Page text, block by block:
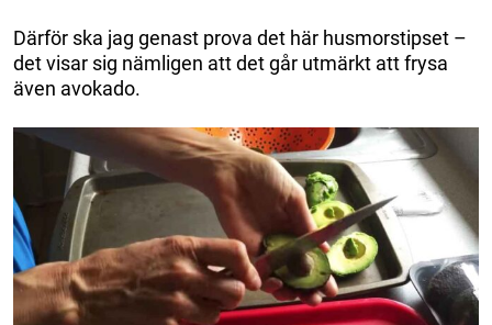
Därför ska jag genast prova det här husmorstipset –
det visar sig nämligen att det går utmärkt att frysa
även avokado.